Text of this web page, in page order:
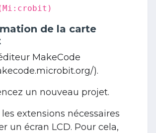
de la carte
MakeCode
).
un nouveau projet.
extensions nécessaires
un écran LCD. Pour cela,